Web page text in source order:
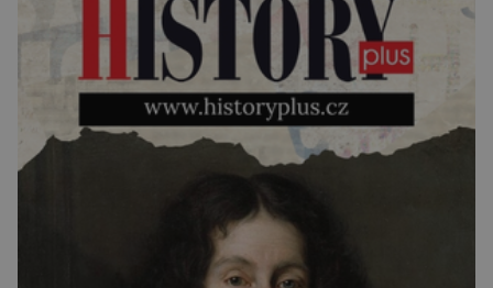
umělé inteligence a […]